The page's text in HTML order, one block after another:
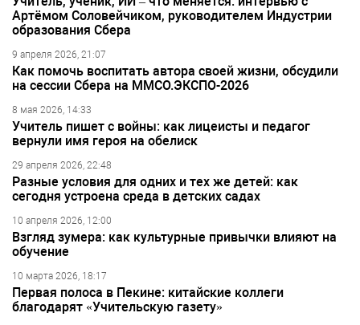
Артёмом Соловейчиком, руководителем Индустрии
образования Сбера
9 апреля 2026, 21:07
Как помочь воспитать автора своей жизни, обсудили
на сессии Сбера на ММСО.ЭКСПО-2026
8 мая 2026, 14:33
Учитель пишет с войны: как лицеисты и педагог
вернули имя героя на обелиск
29 апреля 2026, 22:48
Разные условия для одних и тех же детей: как
сегодня устроена среда в детских садах
10 апреля 2026, 12:00
Взгляд зумера: как культурные привычки влияют на
обучение
10 марта 2026, 18:17
Первая полоса в Пекине: китайские коллеги
благодарят «Учительскую газету»